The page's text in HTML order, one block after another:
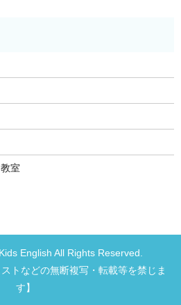
室
English All Rights Reserved.
トなどの無断複写・転載等を禁じま
す】